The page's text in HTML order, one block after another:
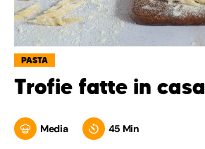
PASTA
Trofie fatte in casa
Media 45 Min